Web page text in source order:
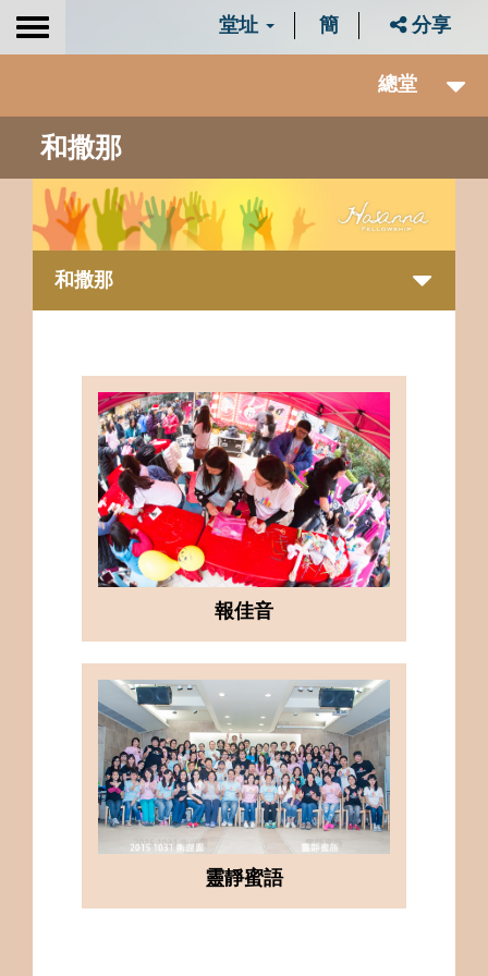
Toggle
堂址 簡 分享
總堂
和撒那
和撒那
報佳音
靈靜蜜語